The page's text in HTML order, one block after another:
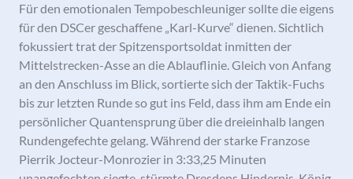
Für den emotionalen Tempobeschleuniger sollte die eigens
für den DSCer geschaffene „Karl-Kurve“ dienen. Sichtlich
fokussiert trat der Spitzensportsoldat inmitten der
Mittelstrecken-Asse an die Ablauflinie. Gleich von Anfang
an den Anschluss im Blick, sortierte sich der Taktik-Fuchs
bis zur letzten Runde so gut ins Feld, dass ihm am Ende ein
persönlicher Quantensprung über die dreieinhalb langen
Rundengefechte gelang. Während der starke Franzose
Pierrik Jocteur-Monrozier in 3:33,25 Minuten